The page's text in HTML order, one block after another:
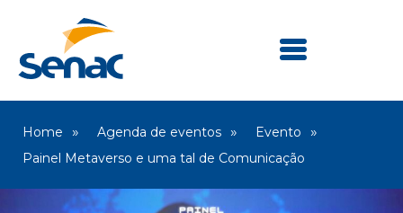
Home Agenda de eventos
Evento
Painel Metaverso e uma tal de Comunicação